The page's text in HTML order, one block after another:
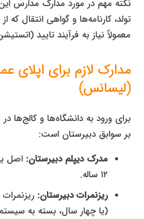
نکته مهم در مورد مدارک مدارس
تولد، کارنامه‌ها و گواهی انتقال که
معمولاً نیاز به فرآیند تایید
مدارک لازم برای اپلای
(لیسانس)
برای ورود به دانشگاه‌ها و کالج‌ها
بر سوابق دبیرستان است:
مدرک دیپلم دبیرستان: اصل
۱۲ ساله.
ریزنمرات دبیرستان:
(یا چهار سال، بسته به